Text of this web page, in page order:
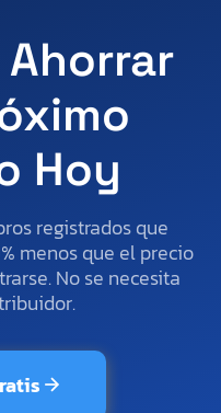
Ahorrar
Hoy
registrados que
menos que el precio
No se necesita